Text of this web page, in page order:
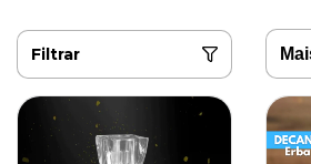
Filtrar